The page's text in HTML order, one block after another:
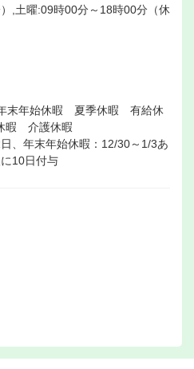
,土曜:09時00分～18時00分（休
年始休暇 夏季休暇 有給休
暇 介護休暇
、年末年始休暇：12/30～1/3あ
10日付与